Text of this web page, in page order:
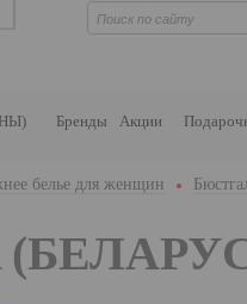
Бренды Акции
белье для женщин